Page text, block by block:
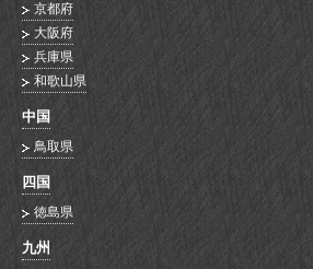
京都府
大阪府
兵庫県
和歌山県
中国
鳥取県
四国
徳島県
九州